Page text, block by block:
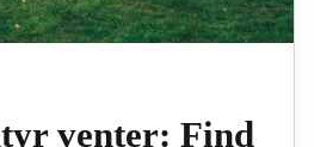
venter: Find